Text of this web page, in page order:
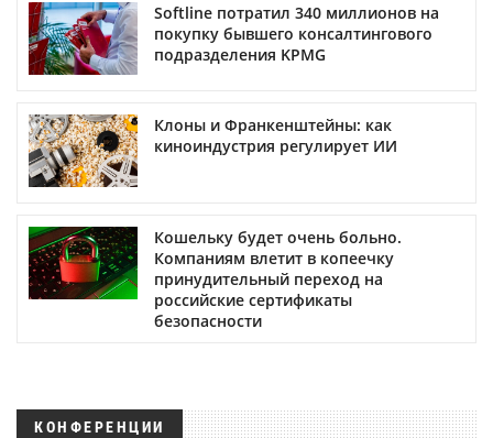
Softline потратил 340 миллионов на
покупку бывшего консалтингового
подразделения KPMG
Клоны и Франкенштейны: как
киноиндустрия регулирует ИИ
Кошельку будет очень больно.
Компаниям влетит в копеечку
принудительный переход на
российские сертификаты
безопасности
КОНФЕРЕНЦИИ